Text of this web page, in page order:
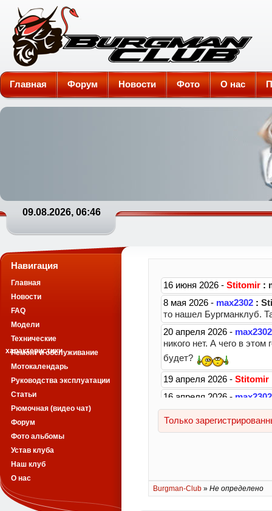
Burgman-Club
Главная Форум Новости Фото О нас
09.08.2026, 06:46
Burgman-Club » Не определено
Навигация
Главная
Новости
FAQ
Модели
Технические
характеристики
Ремонт и обслуживание
Мотокалендарь
Руководства эксплуатации
Статьи
Рюмочная (видео чат)
Форум
Фото альбомы
Устав клуба
Наш клуб
О нас